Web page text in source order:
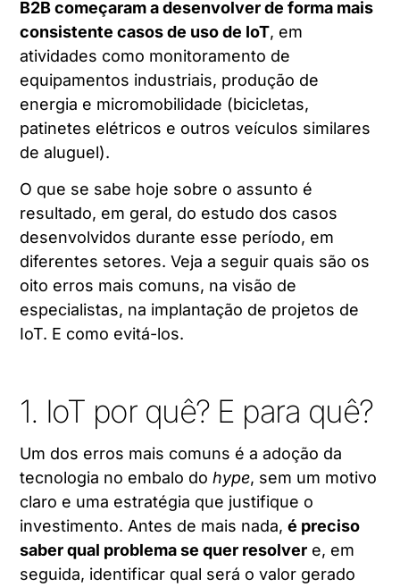
B2B começaram a desenvolver de forma mais
consistente casos de uso de IoT, em
atividades como monitoramento de
equipamentos industriais, produção de
energia e micromobilidade (bicicletas,
patinetes elétricos e outros veículos similares
de aluguel).
O que se sabe hoje sobre o assunto é
resultado, em geral, do estudo dos casos
desenvolvidos durante esse período, em
diferentes setores. Veja a seguir quais são os
oito erros mais comuns, na visão de
especialistas, na implantação de projetos de
IoT. E como evitá-los.
1. IoT por quê? E para quê?
Um dos erros mais comuns é a adoção da
tecnologia no embalo dohype, sem um motivo
claro e uma estratégia que justifique o
investimento. Antes de mais nada,é preciso
saber qual problema se quer resolver e, em
seguida, identificar qual será o valor gerado